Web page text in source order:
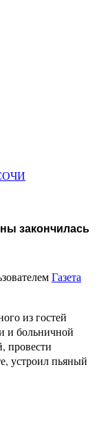
закончилась
Газета
из гостей
и больничной
провести
устроил пьяный